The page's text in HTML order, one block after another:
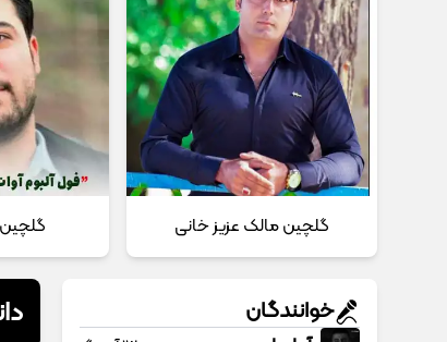
گلچین مالک عزیز خانی گلچین
خوانندگان